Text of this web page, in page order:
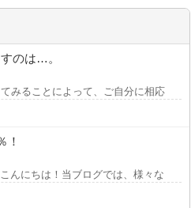
のは…。
みることによって、ご自分に相応しい
！
んにちは！当ブログでは、様々なアイ